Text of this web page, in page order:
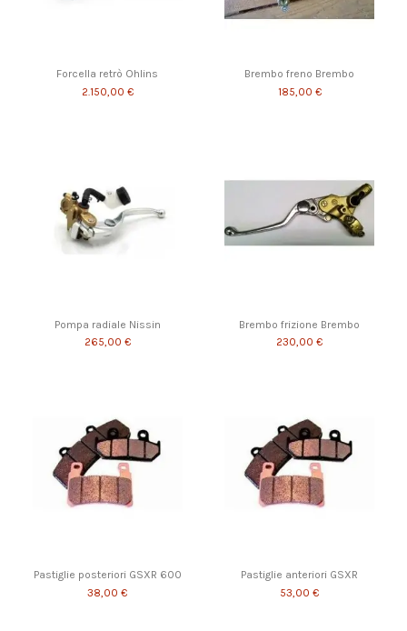
Forcella retrò Ohlins
2.150,00 €
Brembo freno Brembo
185,00 €
Pompa radiale Nissin
265,00 €
Brembo frizione Brembo
230,00 €
Pastiglie posteriori GSXR 600
38,00 €
Pastiglie anteriori GSXR
53,00 €